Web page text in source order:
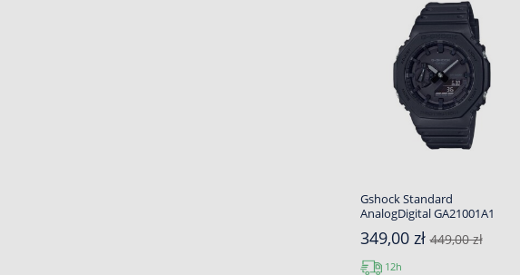
Gshock Standard
AnalogDigital GA21001A1
349,00 zł449,00 zł
12h